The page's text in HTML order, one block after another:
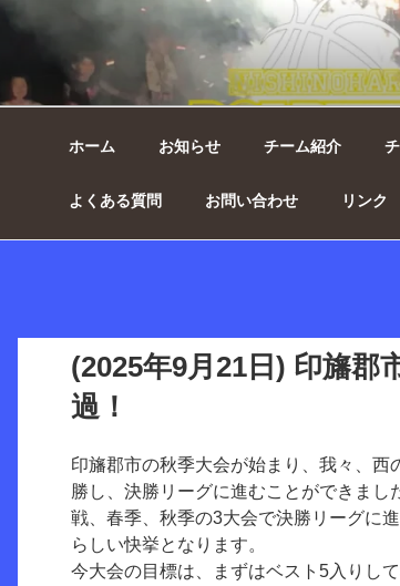
西の原ドルフィ
ボール
ホーム お知らせ チーム紹介
よくある質問 お問い合わせ リンク
(2025年9月21日) 印旛郡
過！
印旛郡市の秋季大会が始まり、我々、西
勝し、決勝リーグに進むことができまし
戦、春季、秋季の3大会で決勝リーグに
らしい快挙となります。
今大会の目標は、まずはベスト5入りし